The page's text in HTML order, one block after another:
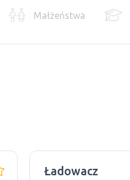
Małżeństwa
Ładowacz